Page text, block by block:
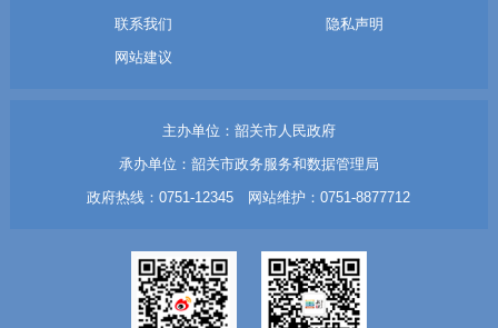
联系我们
隐私声明
网站建议
主办单位：韶关市人民政府
承办单位：韶关市政务服务和数据管理局
政府热线：0751-12345 网站维护：0751-8877712